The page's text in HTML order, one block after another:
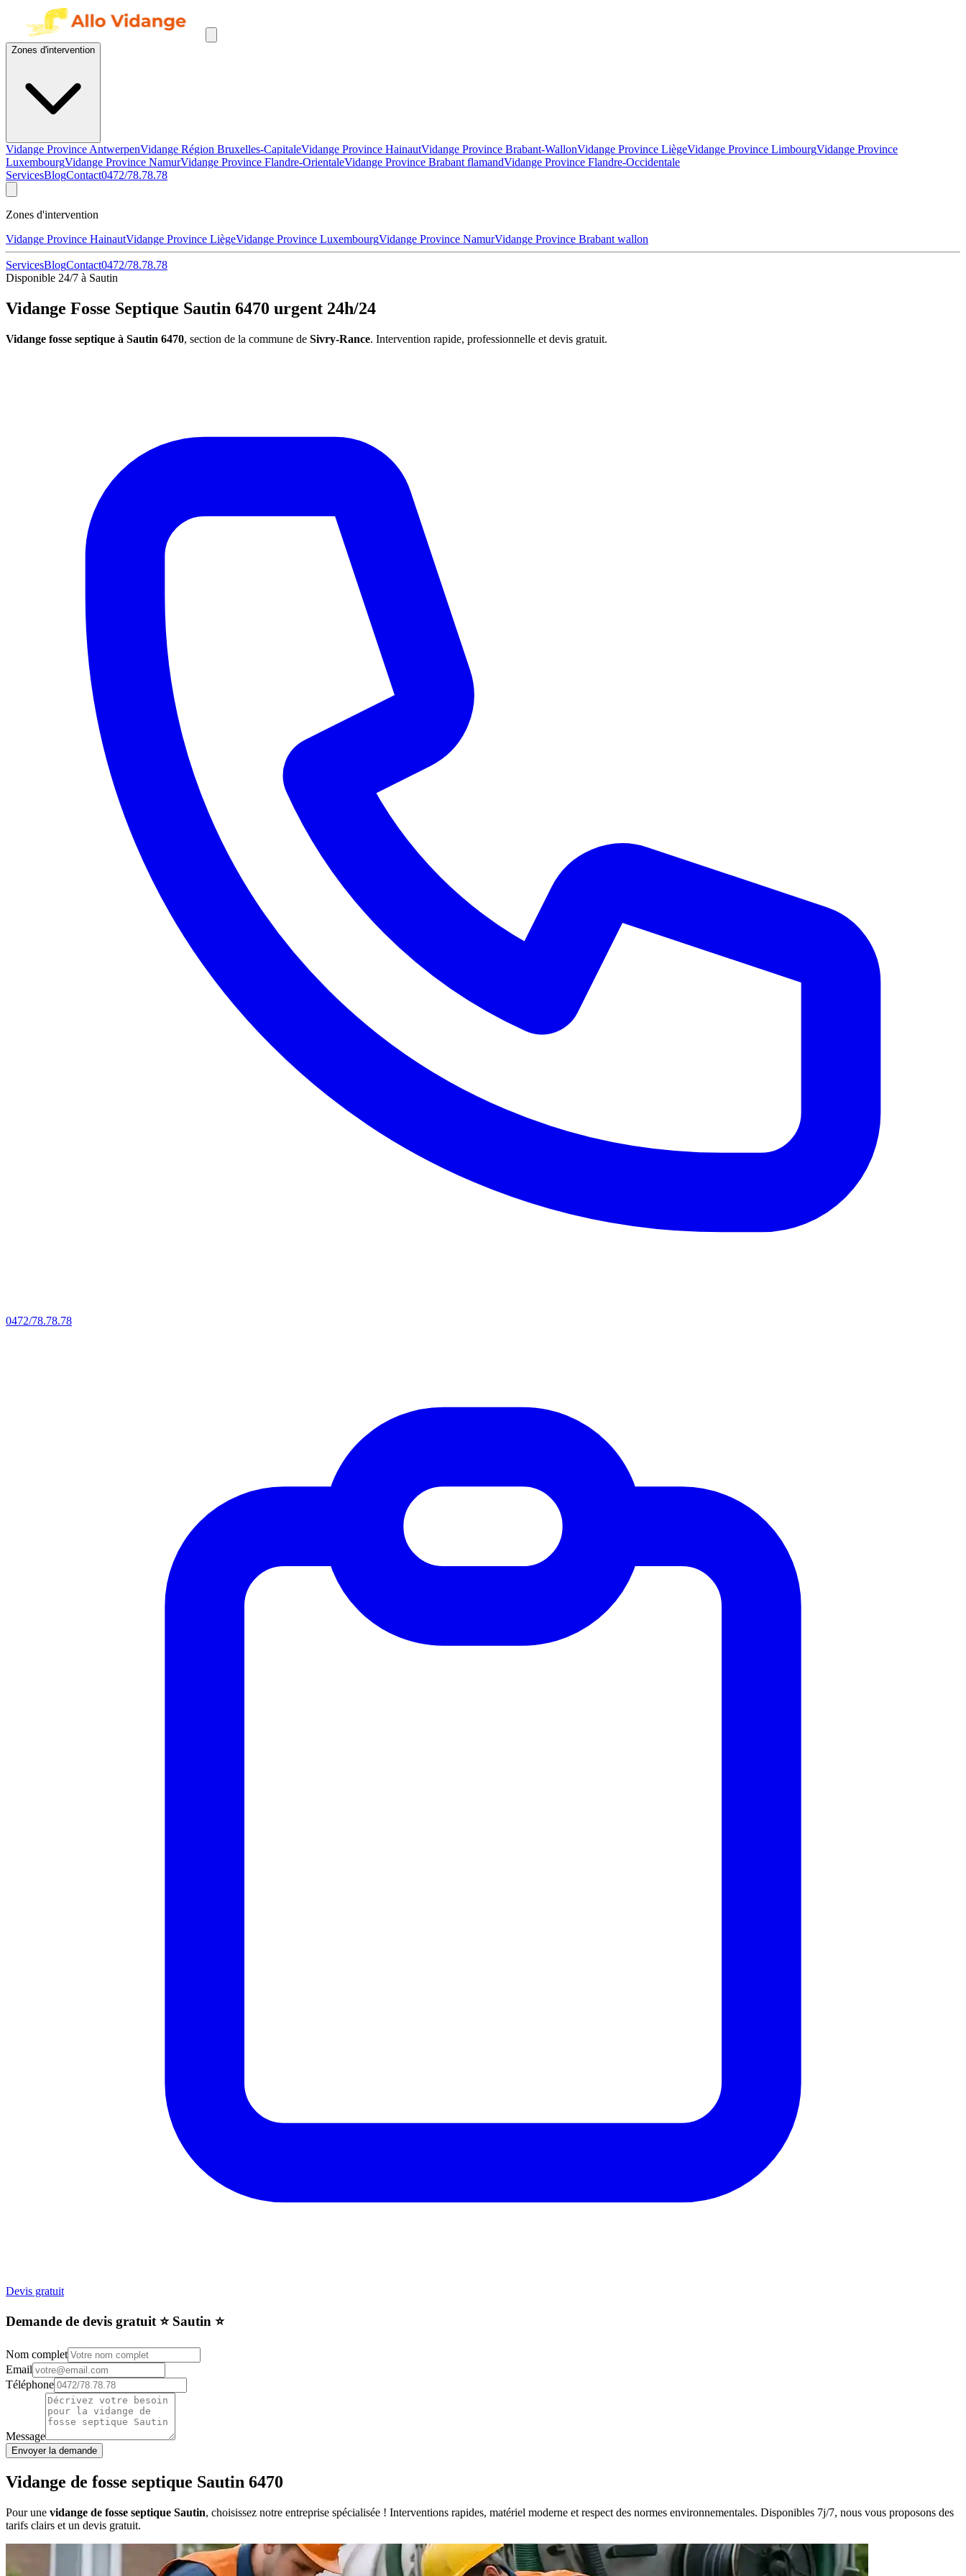
Zones d'intervention
Vidange Province AntwerpenVidange Région Bruxelles-CapitaleVidange Province HainautVidange Province Brabant-WallonVidange Province LiègeVidange Province LimbourgVidange Province
LuxembourgVidange Province NamurVidange Province Flandre-OrientaleVidange Province Brabant flamandVidange Province Flandre-Occidentale
ServicesBlogContact0472/78.78.78
Zones d'intervention
Vidange Province HainautVidange Province LiègeVidange Province LuxembourgVidange Province NamurVidange Province Brabant wallon
ServicesBlogContact0472/78.78.78
Disponible 24/7 à Sautin
Vidange Fosse Septique Sautin 6470 urgent 24h/24
Vidange fosse septique à Sautin 6470, section de la commune de Sivry-Rance. Intervention rapide, professionnelle et devis gratuit.
0472/78.78.78
Devis gratuit
Demande de devis gratuit ⭐️ Sautin ⭐️
Nom complet
Email
Téléphone
Message
Envoyer la demande
Vidange de fosse septique Sautin 6470
Pour une vidange de fosse septique Sautin, choisissez notre entreprise spécialisée ! Interventions rapides, matériel moderne et respect des normes environnementales. Disponibles 7j/7, nous vous proposons des
tarifs clairs et un devis gratuit.